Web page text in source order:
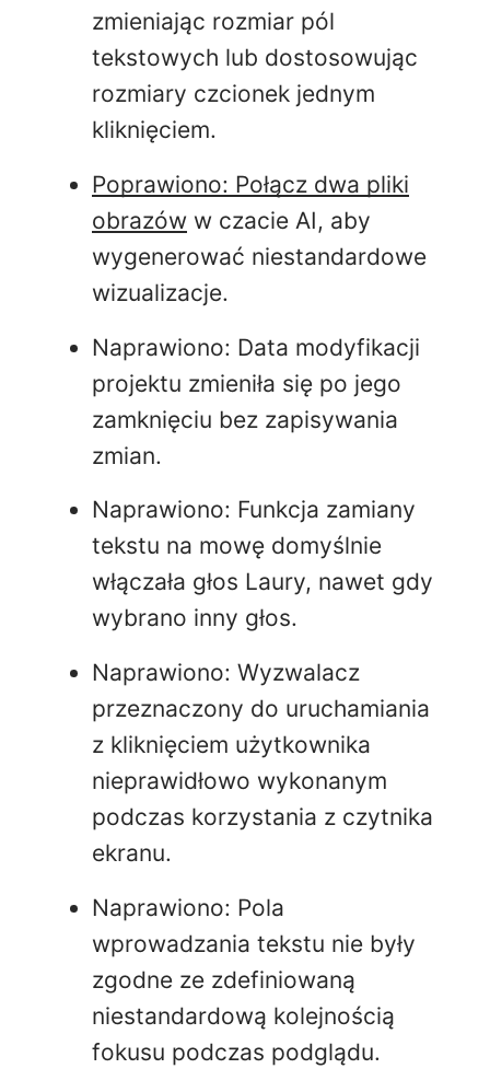
zmieniając rozmiar pól
tekstowych lub dostosowując
rozmiary czcionek jednym
kliknięciem.
Poprawiono: Połącz dwa pliki
obrazów w czacie AI, aby
wygenerować niestandardowe
wizualizacje.
Naprawiono: Data modyfikacji
projektu zmieniła się po jego
zamknięciu bez zapisywania
zmian.
Naprawiono: Funkcja zamiany
tekstu na mowę domyślnie
włączała głos Laury, nawet gdy
wybrano inny głos.
Naprawiono: Wyzwalacz
przeznaczony do uruchamiania
z kliknięciem użytkownika
nieprawidłowo wykonanym
podczas korzystania z czytnika
ekranu.
Naprawiono: Pola
wprowadzania tekstu nie były
zgodne ze zdefiniowaną
niestandardową kolejnością
fokusu podczas podglądu.